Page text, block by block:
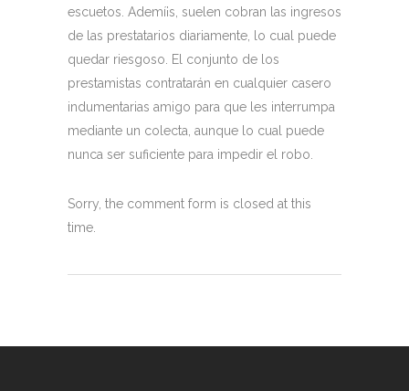
escuetos. Ademí¡s, suelen cobran las ingresos
de las prestatarios diariamente, lo cual puede
quedar riesgoso. El conjunto de los
prestamistas contratarán en cualquier casero
indumentarias amigo para que les interrumpa
mediante un colecta, aunque lo cual puede
nunca ser suficiente para impedir el robo.
Sorry, the comment form is closed at this
time.